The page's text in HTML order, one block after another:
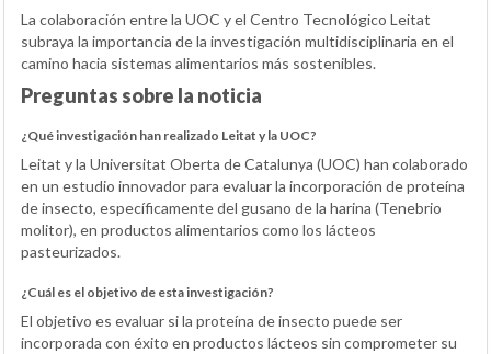
La colaboración entre la UOC y el Centro Tecnológico Leitat
subraya la importancia de la investigación multidisciplinaria en el
camino hacia sistemas alimentarios más sostenibles.
Preguntas sobre la noticia
¿Qué investigación han realizado Leitat y la UOC?
Leitat y la Universitat Oberta de Catalunya (UOC) han colaborado
en un estudio innovador para evaluar la incorporación de proteína
de insecto, específicamente del gusano de la harina (Tenebrio
molitor), en productos alimentarios como los lácteos
pasteurizados.
¿Cuál es el objetivo de esta investigación?
El objetivo es evaluar si la proteína de insecto puede ser
incorporada con éxito en productos lácteos sin comprometer su